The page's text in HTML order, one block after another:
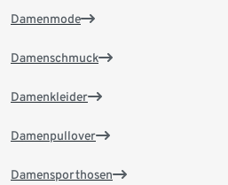
Damenmode
Damenschmuck
Damenkleider
Damenpullover
Damensporthosen